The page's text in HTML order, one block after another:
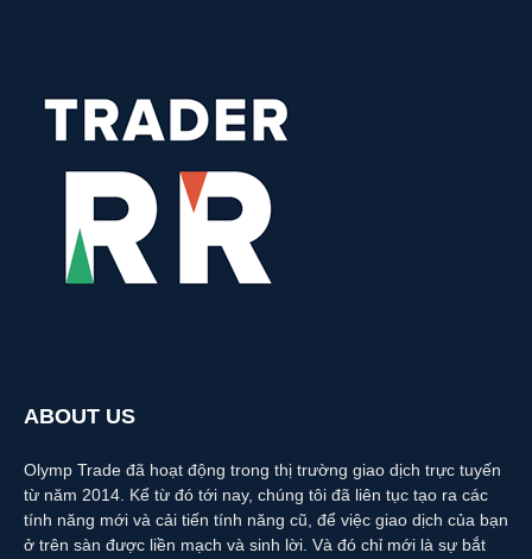
ABOUT US
Olymp Trade đã hoạt động trong thị trường giao dịch trực tuyến
từ năm 2014. Kể từ đó tới nay, chúng tôi đã liên tục tạo ra các
tính năng mới và cải tiến tính năng cũ, để việc giao dịch của bạn
ở trên sàn được liền mạch và sinh lời. Và đó chỉ mới là sự bắt